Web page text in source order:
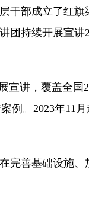
干部成立了红
团持续开展宣讲
讲，覆盖全国
例。2023年11
善基础设施、